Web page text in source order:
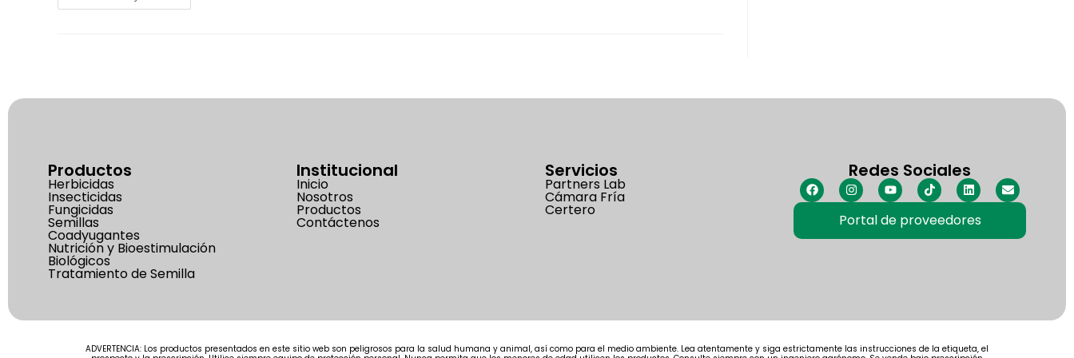
Productos
Herbicidas
Insecticidas
Fungicidas
Semillas
Coadyugantes
Nutrición y Bioestimulación
Biológicos
Tratamiento de Semilla
Institucional
Inicio
Nosotros
Productos
Contáctenos
Servicios
Partners Lab
Cámara Fría
Certero
Redes Sociales
Portal de proveedores
ADVERTENCIA: Los productos presentados en este sitio web son peligrosos para la salud humana y animal, así como para el medio ambiente. Lea atentamente y siga estrictamente las instrucciones de la etiqueta, el